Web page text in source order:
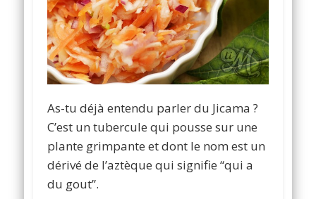
As-tu déjà entendu parler du Jicama ?
C’est un tubercule qui pousse sur une
plante grimpante et dont le nom est un
dérivé de l’aztèque qui signifie “qui a
du gout”.